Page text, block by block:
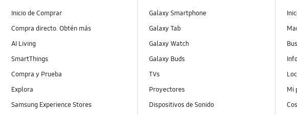
Inicio de Comprar
Compra directo. Obtén más
AI Living
SmartThings
Compra y Prueba
Explora
Samsung Experience Stores
Galaxy Smartphone
Galaxy Tab
Galaxy Watch
Galaxy Buds
TVs
Proyectores
Dispositivos de Sonido
Mi